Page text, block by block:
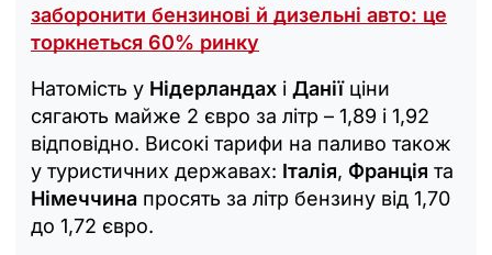
заборонити бензинові й дизельні авто: це
торкнеться 60% ринку
Натомість у Нідерландах і Даніїціни
сягають майже 2 євро за літр – 1,89 і 1,92
відповідно. Високі тарифи на паливо також
у туристичних державах: Італія, Франція та
Німеччина просять за літр бензину від 1,70
до 1,72 євро.